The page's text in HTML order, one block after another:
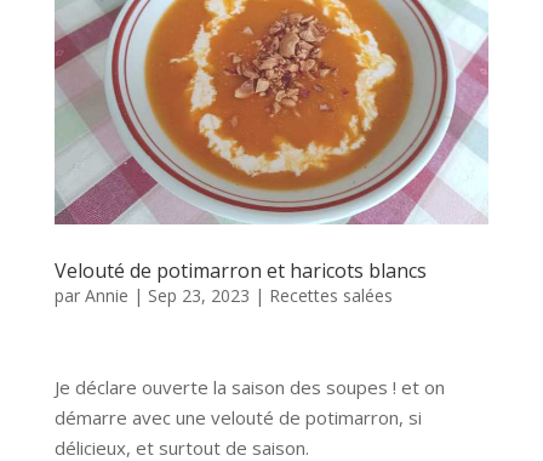
Velouté de potimarron et haricots blancs
par Annie | Sep 23, 2023 | Recettes salées
Je déclare ouverte la saison des soupes ! et on
démarre avec une velouté de potimarron, si
délicieux, et surtout de saison.